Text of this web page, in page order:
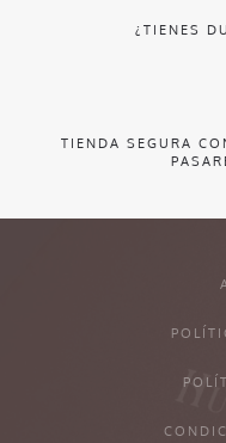
¿TIENES
TIENDA SEGURA